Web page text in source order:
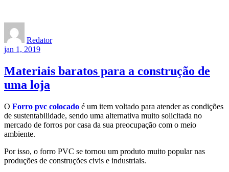
Redator
jan 1, 2019
Materiais baratos para a construção de
uma loja
O Forro pvc colocado é um item voltado para atender as condições
de sustentabilidade, sendo uma alternativa muito solicitada no
mercado de forros por casa da sua preocupação com o meio
ambiente.
Por isso, o forro PVC se tornou um produto muito popular nas
produções de construções civis e industriais.